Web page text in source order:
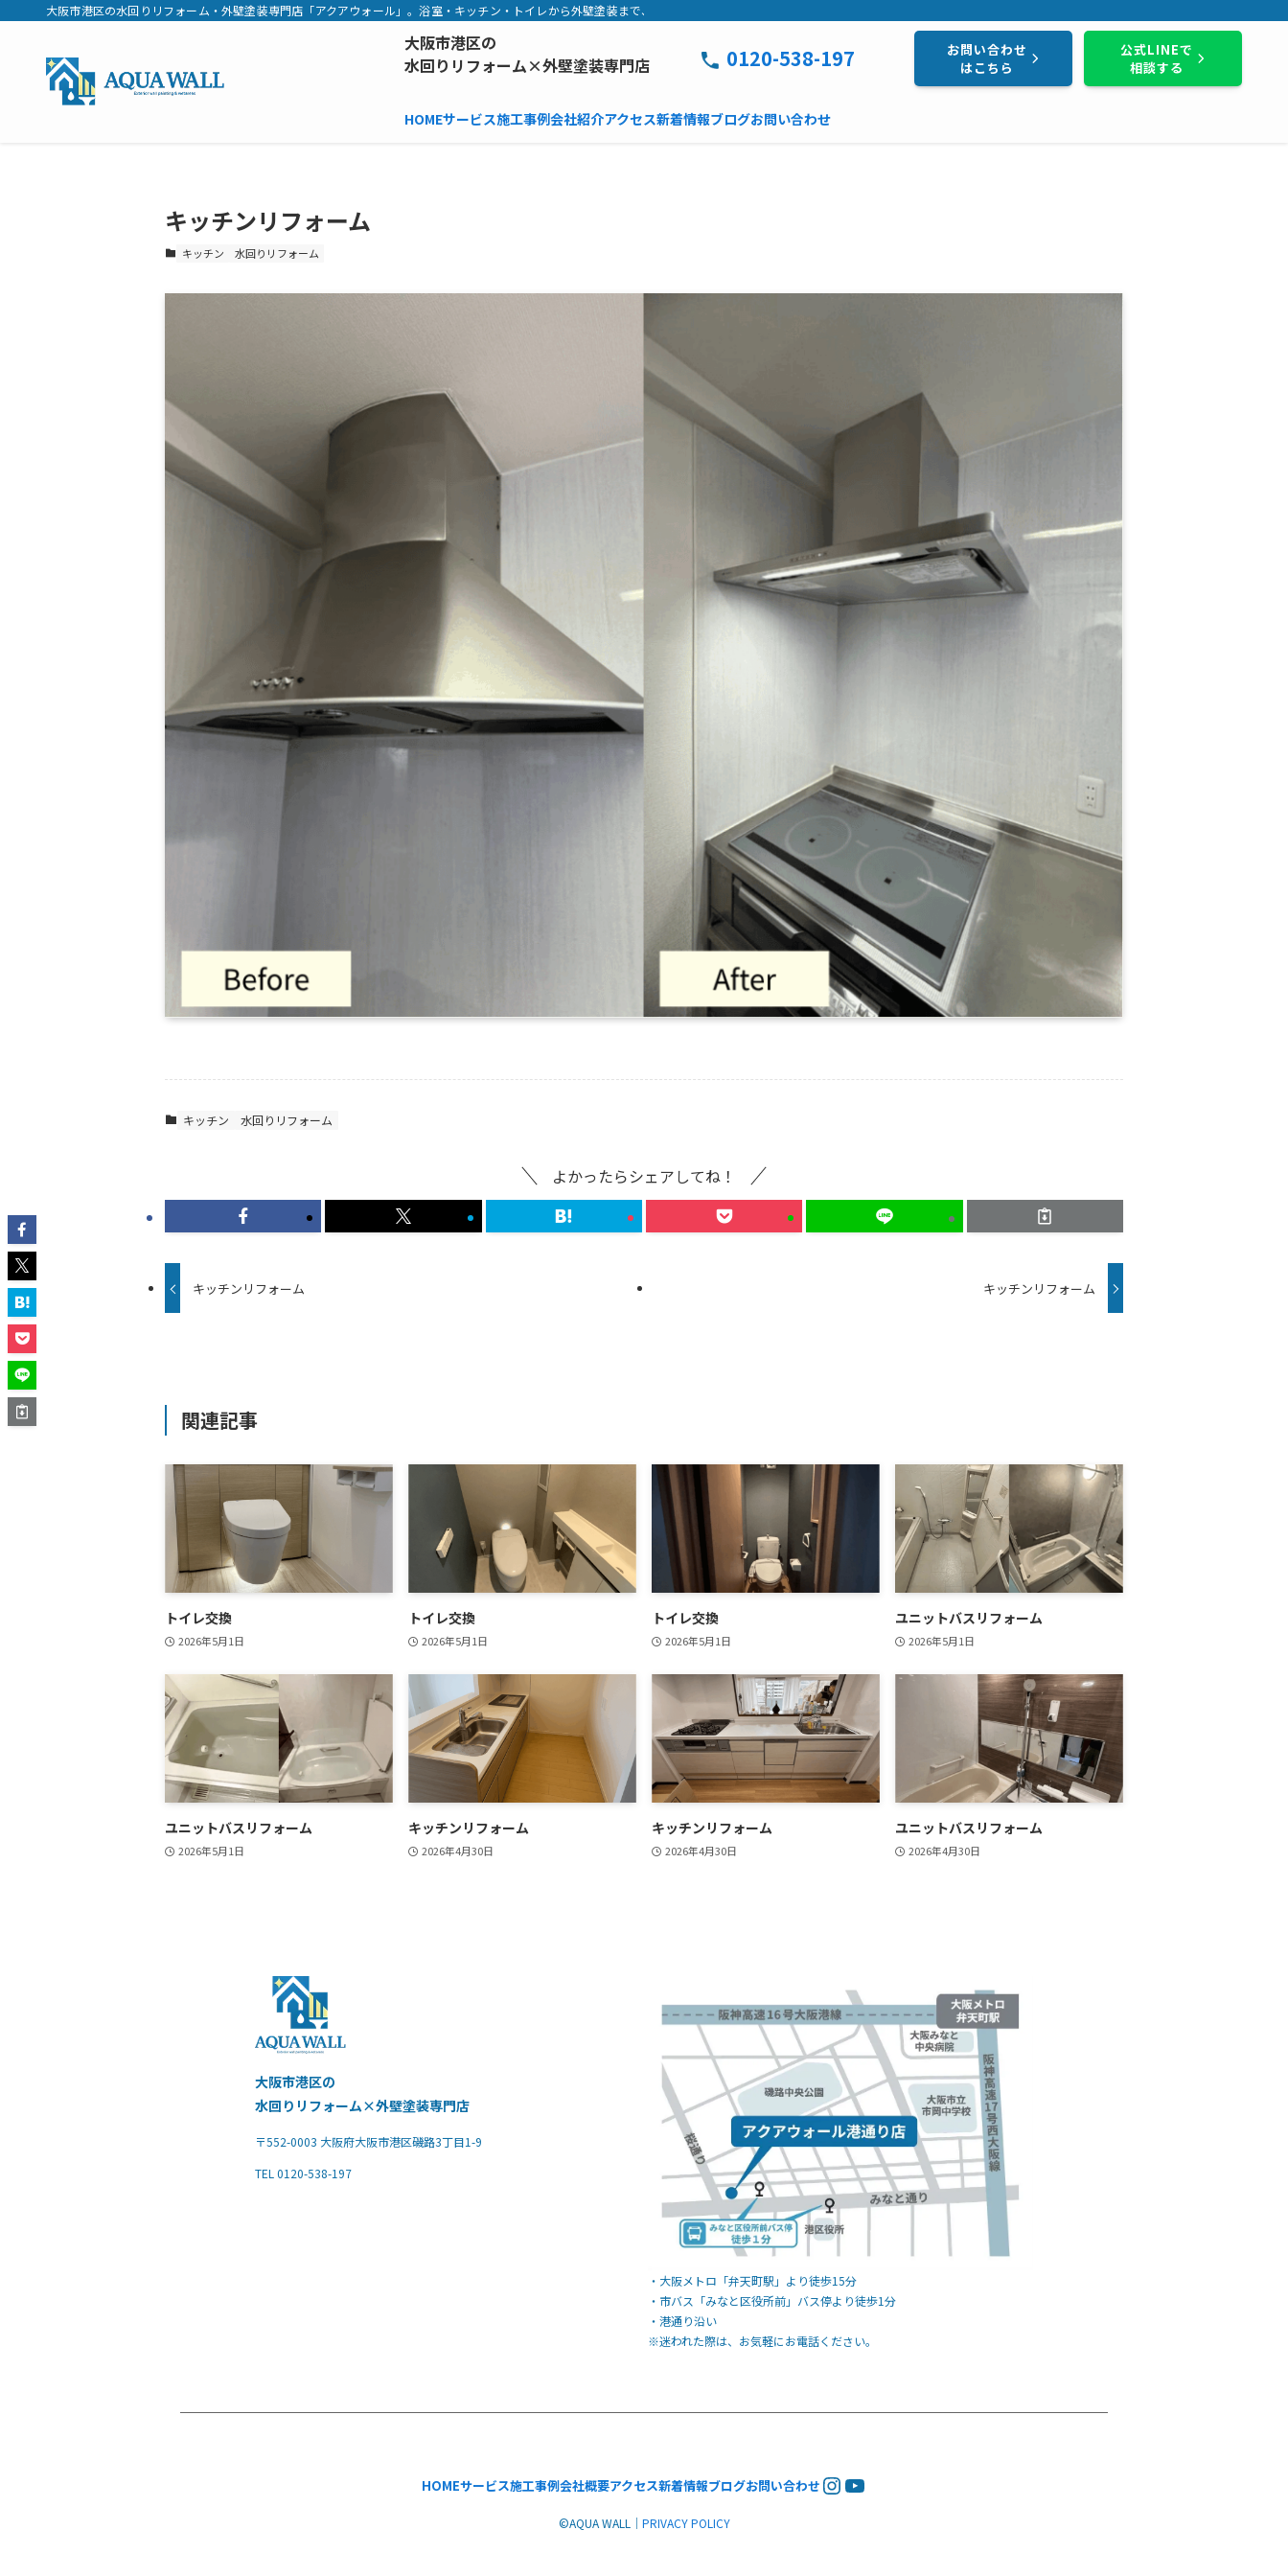
大阪市港区の水回りリフォーム・外壁塗装専門店「アクアウォール」。浴室・キッチン・トイレから外壁塗装まで、工事中は毎日写真でご報告。追加費用なし・地域密着で実績800件以上。まずはお気軽にご相談ください。
大阪市港区の
水回りリフォーム×外壁塗装専門店
0120-538-197
お問い合わせ
はこちら
公式LINEで
相談する
HOMEサービス施工事例会社紹介アクセス新着情報ブログお問い合わせ
キッチンリフォーム
キッチン 水回りリフォーム
キッチン 水回りリフォーム
よかったらシェアしてね！
キッチンリフォーム キッチンリフォーム
関連記事
トイレ交換
2026年5月1日
トイレ交換
2026年5月1日
トイレ交換
2026年5月1日
ユニットバスリフォーム
2026年5月1日
ユニットバスリフォーム
2026年5月1日
キッチンリフォーム
2026年4月30日
キッチンリフォーム
2026年4月30日
ユニットバスリフォーム
2026年4月30日
大阪市港区の
水回りリフォーム×外壁塗装専門店
〒552-0003 大阪府大阪市港区磯路3丁目1-9
TEL 0120-538-197
・大阪メトロ「弁天町駅」より徒歩15分
・市バス「みなと区役所前」バス停より徒歩1分
・港通り沿い
※迷われた際は、お気軽にお電話ください。
HOMEサービス施工事例会社概要アクセス新着情報ブログお問い合わせ Instagram
YouTube
©︎AQUA WALL｜ PRIVACY POLICY